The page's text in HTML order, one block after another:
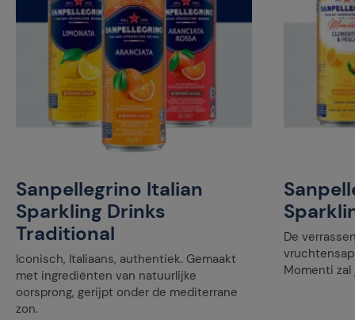
Sanpellegrino Italian
Sparkling Drinks
Traditional
Iconisch, Italiaans, authentiek. Gemaakt
met ingrediënten van natuurlijke
oorsprong, gerijpt onder de mediterrane
zon.
De
Momenti